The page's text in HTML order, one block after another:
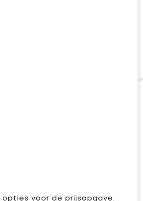
voor de prijsopgave.